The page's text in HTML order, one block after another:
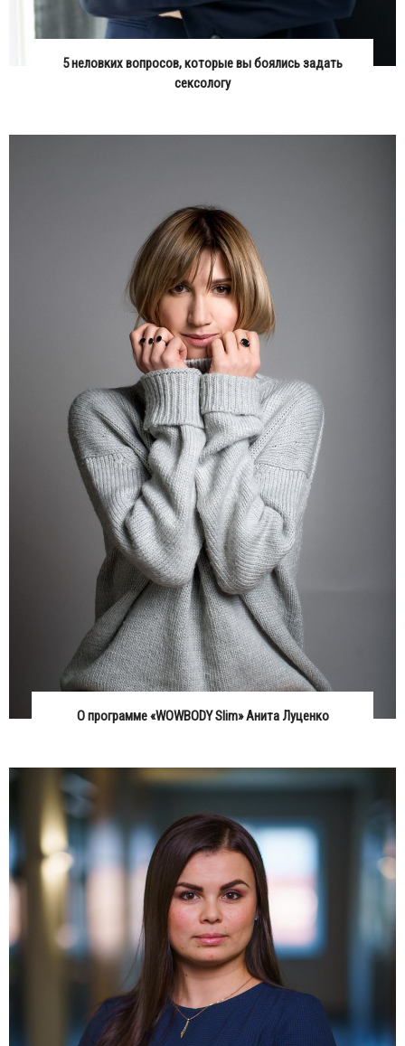
5 неловких вопросов, которые вы боялись задать
сексологу
О программе «WOWBODY Slim» Анита Луценко